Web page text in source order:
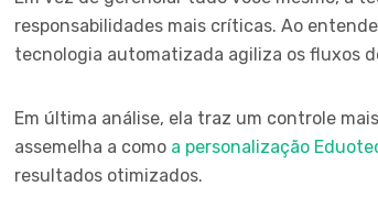
responsabilidades mais críticas. Ao
tecnologia automatizada agiliza os fluxos
Em última análise, ela traz um controle
assemelha a como a personalização
resultados otimizados.